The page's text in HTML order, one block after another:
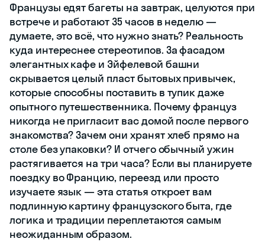
Французы едят багеты на завтрак, целуются при
встрече и работают 35 часов в неделю —
думаете, это всё, что нужно знать? Реальность
куда интереснее стереотипов. За фасадом
элегантных кафе и Эйфелевой башни
скрывается целый пласт бытовых привычек,
которые способны поставить в тупик даже
опытного путешественника. Почему француз
никогда не пригласит вас домой после первого
знакомства? Зачем они хранят хлеб прямо на
столе без упаковки? И отчего обычный ужин
растягивается на три часа? Если вы планируете
поездку во Францию, переезд или просто
изучаете язык — эта статья откроет вам
подлинную картину французского быта, где
логика и традиции переплетаются самым
неожиданным образом.